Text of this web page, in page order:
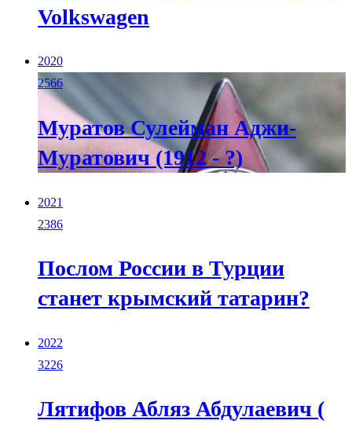
Volkswagen
2020
2566
Муратов Сулейман Аджи-
Муратович (1912 - ?)
2021
2386
Послом России в Турции
станет крымский татарин?
2022
3226
Лятифов Абляз Абдулаевич (